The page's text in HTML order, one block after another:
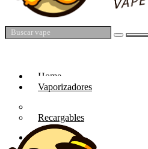
Home
Vaporizadores
Recargables